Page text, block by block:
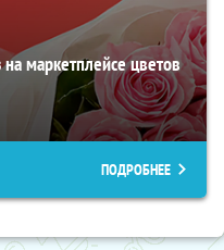
маркетплейсе цветов
ПОДРОБНЕЕ